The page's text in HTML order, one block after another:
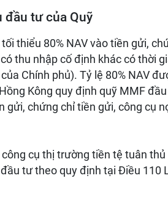
đầu tư của Quỹ
thiểu 80% NAV vào tiền gửi,
thu nhập cố định khác có thời
Chính phủ). Tỷ lệ 80% NAV
Kông quy định quỹ MMF
gửi, chứng chỉ tiền gửi, công cụ
cụ thị trường tiền tệ tuân
tư theo quy định tại Điều 110